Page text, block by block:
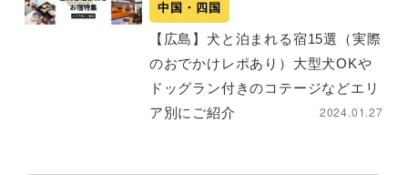
中国・四国
【広島】犬と泊まれる宿15選（実際
のおでかけレポあり）大型犬OKや
ドッグラン付きのコテージなどエリ
ア別にご紹介
2024.01.27